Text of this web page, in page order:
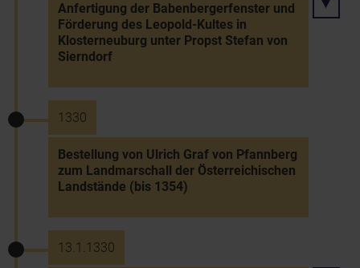
Anfertigung der Babenbergerfenster und
Förderung des Leopold-Kultes in
Klosterneuburg unter Propst Stefan von
Sierndorf
1330
Bestellung von Ulrich Graf von Pfannberg
zum Landmarschall der Österreichischen
Landstände (bis 1354)
13.1.1330